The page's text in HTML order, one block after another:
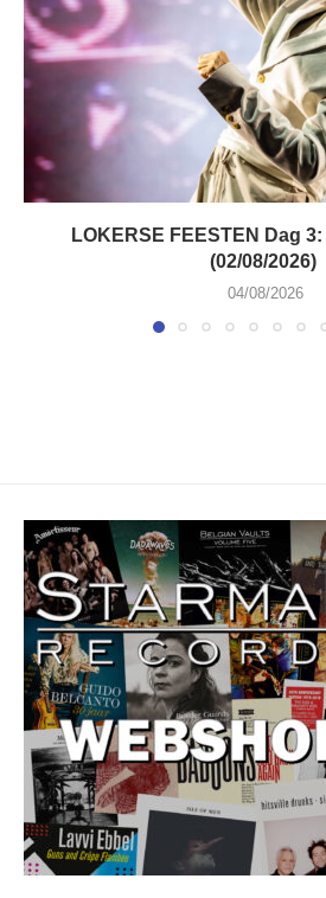
LOKERSE FEESTEN Dag
(02/08/2026)
04/08/2026